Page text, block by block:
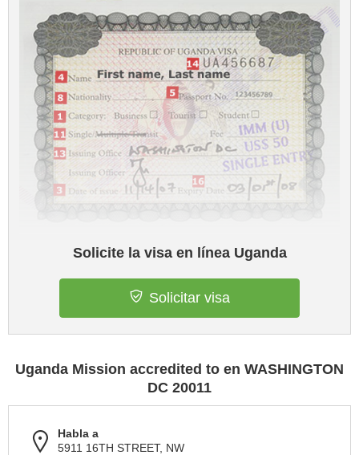
Solicite la visa en línea Uganda
Solicitar visa
Uganda Mission accredited to en WASHINGTON
DC 20011
Habla a
5911 16TH STREET, NW